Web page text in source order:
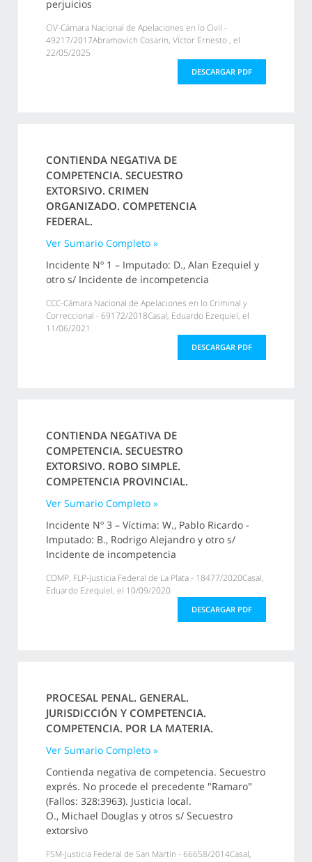
perjuicios
CIV-Cámara Nacional de Apelaciones en lo Civil -
49217/2017Abramovich Cosarin, Víctor Ernesto , el
22/05/2025
DESCARGAR PDF
CONTIENDA NEGATIVA DE
COMPETENCIA. SECUESTRO
EXTORSIVO. CRIMEN
ORGANIZADO. COMPETENCIA
FEDERAL.
Ver Sumario Completo »
Incidente Nº 1 – Imputado: D., Alan Ezequiel y
otro s/ Incidente de incompetencia
CCC-Cámara Nacional de Apelaciones en lo Criminal y
Correccional - 69172/2018Casal, Eduardo Ezequiel, el
11/06/2021
DESCARGAR PDF
CONTIENDA NEGATIVA DE
COMPETENCIA. SECUESTRO
EXTORSIVO. ROBO SIMPLE.
COMPETENCIA PROVINCIAL.
Ver Sumario Completo »
Incidente Nº 3 – Víctima: W., Pablo Ricardo -
Imputado: B., Rodrigo Alejandro y otro s/
Incidente de incompetencia
COMP, FLP-Justicia Federal de La Plata - 18477/2020Casal,
Eduardo Ezequiel, el 10/09/2020
DESCARGAR PDF
PROCESAL PENAL. GENERAL.
JURISDICCIÓN Y COMPETENCIA.
COMPETENCIA. POR LA MATERIA.
Ver Sumario Completo »
Contienda negativa de competencia. Secuestro
exprés. No procede el precedente "Ramaro"
(Fallos: 328:3963). Justicia local.
O., Michael Douglas y otros s/ Secuestro
extorsivo
FSM-Justicia Federal de San Martín - 66658/2014Casal,